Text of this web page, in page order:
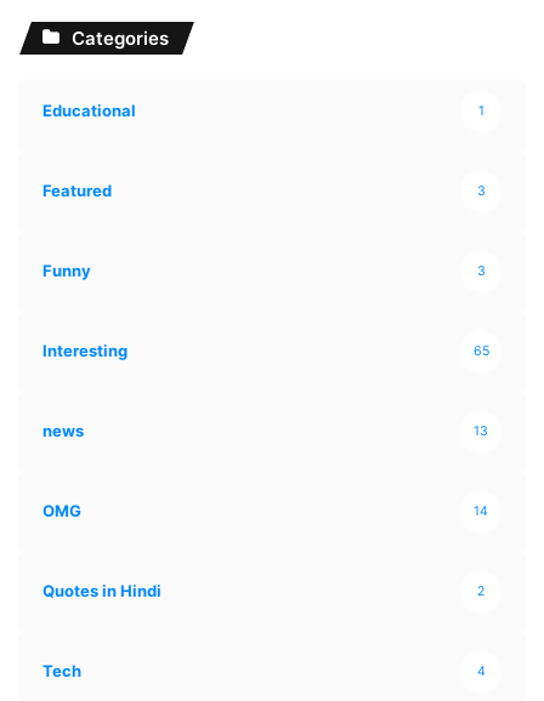
Categories
Educational 1
Featured 3
Funny 3
Interesting 65
news 13
OMG 14
Quotes in Hindi 2
Tech 4